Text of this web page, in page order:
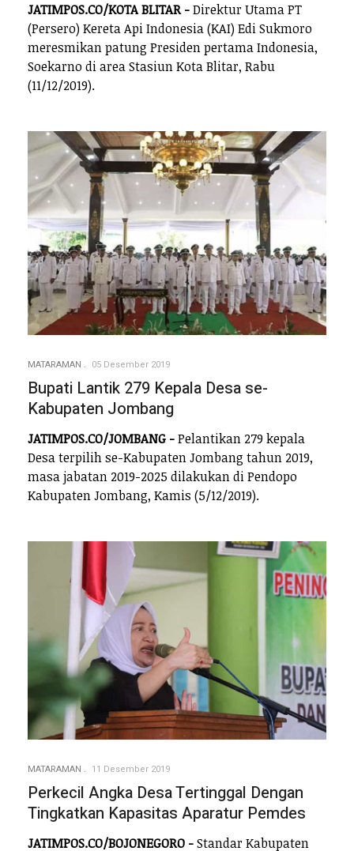
JATIMPOS.CO/KOTA BLITAR -Direktur Utama PT
(Persero) Kereta Api Indonesia (KAI) Edi Sukmoro
meresmikan patung Presiden pertama Indonesia,
Soekarno di area Stasiun Kota Blitar, Rabu
(11/12/2019).
MATARAMAN 05 Desember 2019
Bupati Lantik 279 Kepala Desa se-
Kabupaten Jombang
JATIMPOS.CO/JOMBANG -Pelantikan 279 kepala
Desa terpilih se-Kabupaten Jombang tahun 2019,
masa jabatan 2019-2025 dilakukan di Pendopo
Kabupaten Jombang, Kamis (5/12/2019).
MATARAMAN 11 Desember 2019
Perkecil Angka Desa Tertinggal Dengan
Tingkatkan Kapasitas Aparatur Pemdes
JATIMPOS.CO/BOJONEGORO -Standar Kabupaten